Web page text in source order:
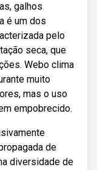
galhos
é um dos
pelo
seca, que
Webo clima
muito
mas o uso
empobrecido.
de
diversidade de